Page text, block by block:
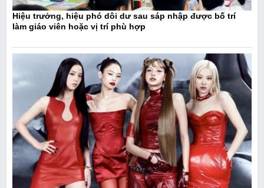
Hiệu trưởng, hiệu phó dôi dư sau sáp nhập được bố trí
làm giáo viên hoặc vị trí phù hợp